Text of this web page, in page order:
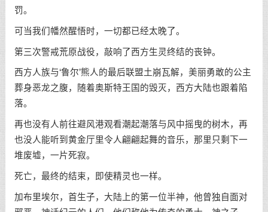
罚。
可当我们幡然醒悟时，一切都已经太晚了。
第三次警戒荒原战役，敲响了西方生灵终结的丧钟。
西方人族与‘鲁尔’熊人的最后联盟土崩瓦解，美丽勇敢的公主
葬身恶龙之腹，随着奥斯特王国的毁灭，西方大陆也跟着陷
落。
再也没有人前往避风港观看潮起潮落与风中摇曳的树木，再
也没人能听到黄金厅里令人翩翩起舞的音乐，那里只剩下一
堆废墟，一片死寂。
死亡，最终的结束，即使精灵也一样。
加布里埃尔，首生子，大陆上的第一位半神，他曾独自面对